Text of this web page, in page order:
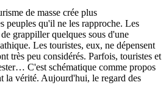
de masse crée plus
peuples qu'il ne les rapproche. Les
grappiller quelques sous d'une
Les touristes, eux, ne dépensent
très peu considérés. Parfois, touristes et
C'est schématique comme propos
la vérité. Aujourd'hui, le regard des